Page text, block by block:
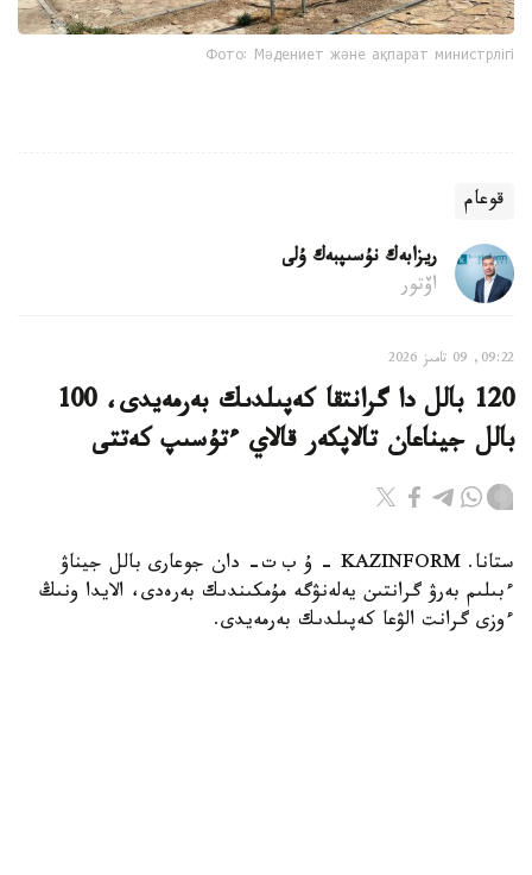
Фото: Мәдениет және ақпарат министрлігі
قوعام
ريزابەك نۇسىپبەك ۇلى
اۆتور
09:22, 09 تامىز 2026
120 بالل دا گرانتقا كەپىلدىك بەرمەيدى، 100
بالل جيناعان تالاپكەر قالاي ءتۇسىپ كەتتى
ستانا. KAZINFORM – ۇ ب ت- دان جوعارى بالل جيناۋ
ءبىلىم بەرۋ گرانتىن يەلەنۋگە مۇمكىندىك بەرەدى، الايدا ونىڭ
ءوزى گرانت الۋعا كەپىلدىك بەرمەيدى.